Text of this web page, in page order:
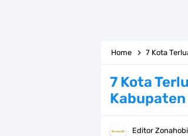
Arti Bendera
Home 7 Kota
7 Kota
Editor